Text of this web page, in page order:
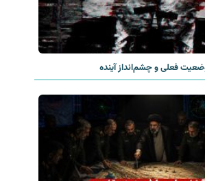
فعلی و چشم‌انداز آینده